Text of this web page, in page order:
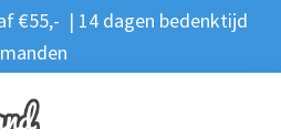
€55,- | 14 dagen bedenktijd